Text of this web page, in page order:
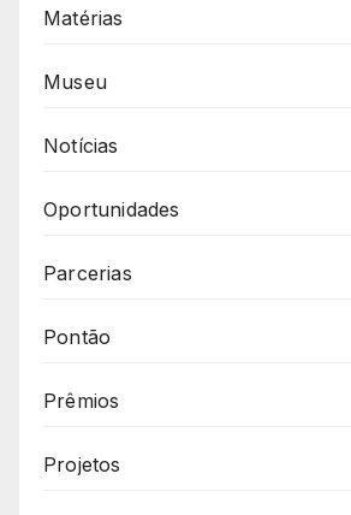
Matérias
Museu
Notícias
Oportunidades
Parcerias
Pontão
Prêmios
Projetos